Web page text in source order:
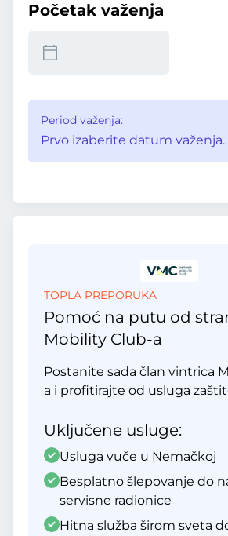
Početak važenja
Period važenja:
Prvo izaberite datum važenja.
TOPLA PREPORUKA
Pomoć na putu od
Mobility Club-a
Postanite sada član vintrica
a i profitirajte od usluga
Uključene usluge:
Usluga vuče u Nemačkoj
Besplatno šlepovanje do
servisne radionice
Hitna služba širom sveta